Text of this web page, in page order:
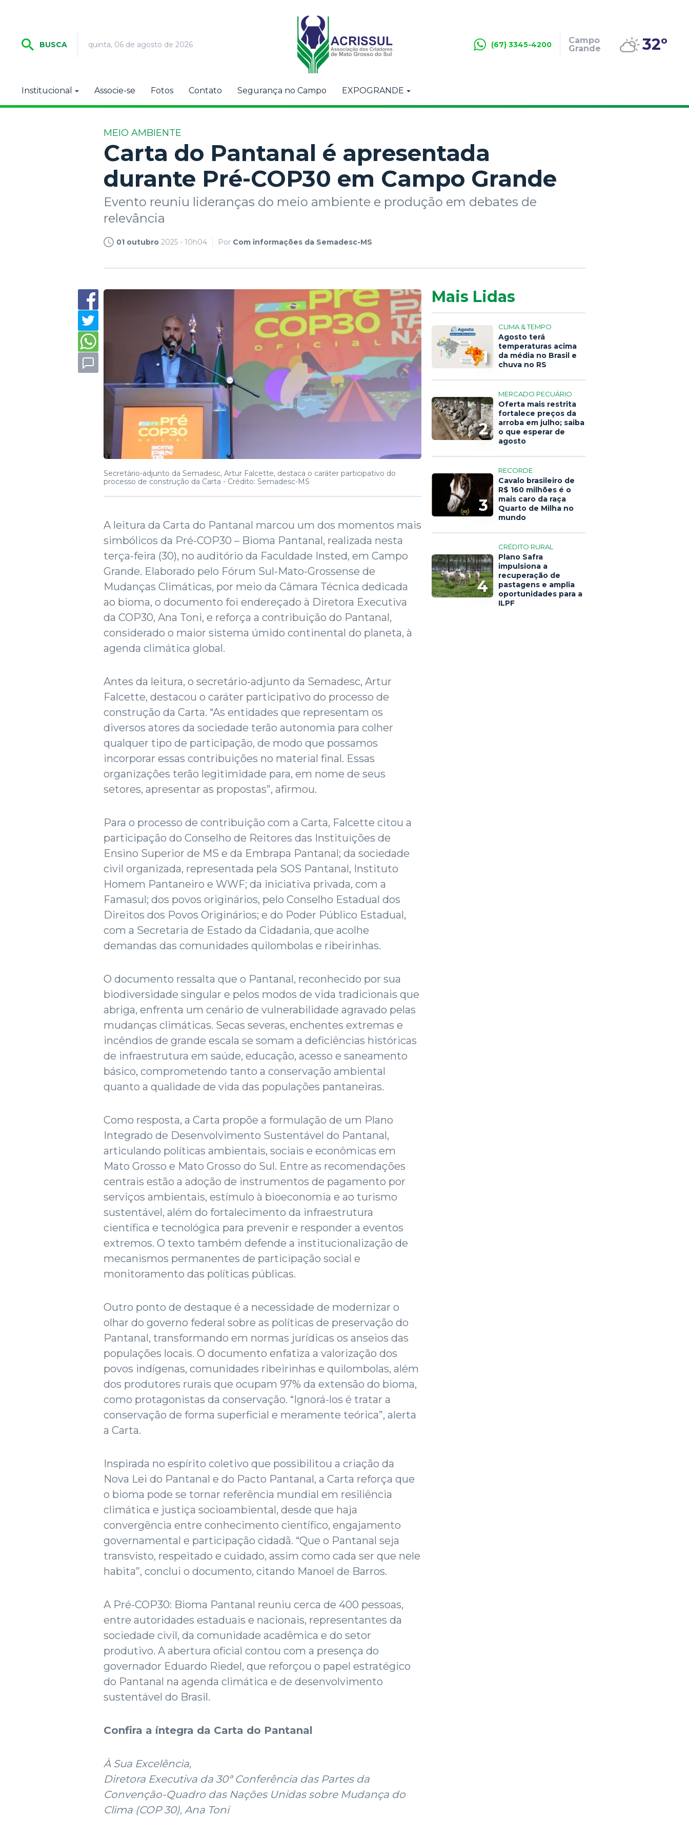
BUSCA quinta, 06 de agosto de 2026 (67) 3345-4200
Campo
Grande
32º
Institucional Associe-se Fotos Contato Segurança no Campo EXPOGRANDE
MEIO AMBIENTE
Carta do Pantanal é apresentada
durante Pré-COP30 em Campo Grande
Evento reuniu lideranças do meio ambiente e produção em debates de
relevância
01 outubro 2025 - 10h04 Por Com informações da Semadesc-MS
Secretário-adjunto da Semadesc, Artur Falcette, destaca o caráter participativo do
processo de construção da Carta - Crédito: Semadesc-MS
A leitura da Carta do Pantanal marcou um dos momentos mais
simbólicos da Pré-COP30 – Bioma Pantanal, realizada nesta
terça-feira (30), no auditório da Faculdade Insted, em Campo
Grande. Elaborado pelo Fórum Sul-Mato-Grossense de
Mudanças Climáticas, por meio da Câmara Técnica dedicada
ao bioma, o documento foi endereçado à Diretora Executiva
da COP30, Ana Toni, e reforça a contribuição do Pantanal,
considerado o maior sistema úmido continental do planeta, à
agenda climática global.
Antes da leitura, o secretário-adjunto da Semadesc, Artur
Falcette, destacou o caráter participativo do processo de
construção da Carta. “As entidades que representam os
diversos atores da sociedade terão autonomia para colher
qualquer tipo de participação, de modo que possamos
incorporar essas contribuições no material final. Essas
organizações terão legitimidade para, em nome de seus
setores, apresentar as propostas”, afirmou.
Para o processo de contribuição com a Carta, Falcette citou a
participação do Conselho de Reitores das Instituições de
Ensino Superior de MS e da Embrapa Pantanal; da sociedade
civil organizada, representada pela SOS Pantanal, Instituto
Homem Pantaneiro e WWF; da iniciativa privada, com a
Famasul; dos povos originários, pelo Conselho Estadual dos
Direitos dos Povos Originários; e do Poder Público Estadual,
com a Secretaria de Estado da Cidadania, que acolhe
demandas das comunidades quilombolas e ribeirinhas.
O documento ressalta que o Pantanal, reconhecido por sua
biodiversidade singular e pelos modos de vida tradicionais que
abriga, enfrenta um cenário de vulnerabilidade agravado pelas
mudanças climáticas. Secas severas, enchentes extremas e
incêndios de grande escala se somam a deficiências históricas
de infraestrutura em saúde, educação, acesso e saneamento
básico, comprometendo tanto a conservação ambiental
quanto a qualidade de vida das populações pantaneiras.
Como resposta, a Carta propõe a formulação de um Plano
Integrado de Desenvolvimento Sustentável do Pantanal,
articulando políticas ambientais, sociais e econômicas em
Mato Grosso e Mato Grosso do Sul. Entre as recomendações
centrais estão a adoção de instrumentos de pagamento por
serviços ambientais, estímulo à bioeconomia e ao turismo
sustentável, além do fortalecimento da infraestrutura
científica e tecnológica para prevenir e responder a eventos
extremos. O texto também defende a institucionalização de
mecanismos permanentes de participação social e
monitoramento das políticas públicas.
Outro ponto de destaque é a necessidade de modernizar o
olhar do governo federal sobre as políticas de preservação do
Pantanal, transformando em normas jurídicas os anseios das
populações locais. O documento enfatiza a valorização dos
povos indígenas, comunidades ribeirinhas e quilombolas, além
dos produtores rurais que ocupam 97% da extensão do bioma,
como protagonistas da conservação. “Ignorá-los é tratar a
conservação de forma superficial e meramente teórica”, alerta
a Carta.
Inspirada no espírito coletivo que possibilitou a criação da
Nova Lei do Pantanal e do Pacto Pantanal, a Carta reforça que
o bioma pode se tornar referência mundial em resiliência
climática e justiça socioambiental, desde que haja
convergência entre conhecimento científico, engajamento
governamental e participação cidadã. “Que o Pantanal seja
transvisto, respeitado e cuidado, assim como cada ser que nele
habita”, conclui o documento, citando Manoel de Barros.
A Pré-COP30: Bioma Pantanal reuniu cerca de 400 pessoas,
entre autoridades estaduais e nacionais, representantes da
sociedade civil, da comunidade acadêmica e do setor
produtivo. A abertura oficial contou com a presença do
governador Eduardo Riedel, que reforçou o papel estratégico
do Pantanal na agenda climática e de desenvolvimento
sustentável do Brasil.
Confira a íntegra da Carta do Pantanal
À Sua Excelência,
Diretora Executiva da 30ª Conferência das Partes da
Convenção-Quadro das Nações Unidas sobre Mudança do
Clima (COP 30), Ana Toni
Mais Lidas
1
CLIMA & TEMPO
Agosto terá
temperaturas acima
da média no Brasil e
chuva no RS
2
MERCADO PECUÁRIO
Oferta mais restrita
fortalece preços da
arroba em julho; saiba
o que esperar de
agosto
3
RECORDE
Cavalo brasileiro de
R$ 160 milhões é o
mais caro da raça
Quarto de Milha no
mundo
4
CRÉDITO RURAL
Plano Safra
impulsiona a
recuperação de
pastagens e amplia
oportunidades para a
ILPF